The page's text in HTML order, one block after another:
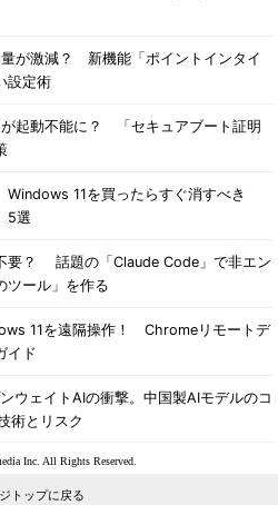
量が激減？ 新機能「ポイントインタイ
設定術
起動不能に？ 「セキュアブート証明
11を買ったらすぐ消すべき
5選
要？ 話題の「Claude Code」で非エン
ツール」を作る
11を遠隔操作！ Chromeリモートデ
イド
ウェイトAIの衝撃。中国製AIモデルのコ
術とリスク
Inc. All Rights Reserved.
トップに戻る